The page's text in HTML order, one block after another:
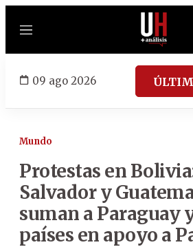
Menú
09 ago 2026
Mundo
Protestas en
Salvador y
suman a Paraguay
países en apoyo a